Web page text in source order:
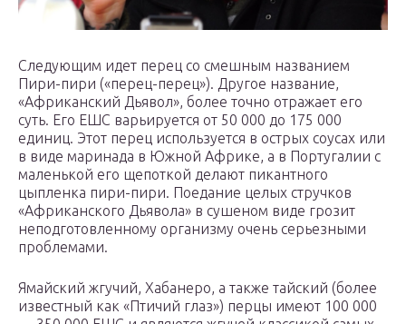
Следующим идет перец со смешным названием
Пири-пири («перец-перец»). Другое название,
«Африканский Дьявол», более точно отражает его
суть. Его ЕШС варьируется от 50 000 до 175 000
единиц. Этот перец используется в острых соусах или
в виде маринада в Южной Африке, а в Португалии с
маленькой его щепоткой делают пикантного
цыпленка пири-пири. Поедание целых стручков
«Африканского Дьявола» в сушеном виде грозит
неподготовленному организму очень серьезными
проблемами.
Ямайский жгучий, Хабанеро, а также тайский (более
известный как «Птичий глаз») перцы имеют 100 000